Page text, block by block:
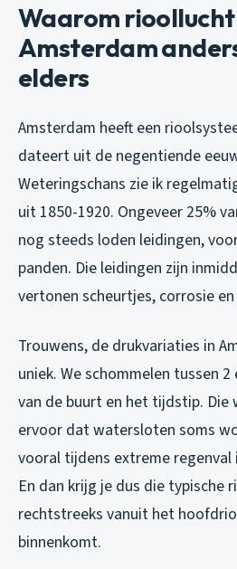
Waarom
Amsterdam
elders
Amsterdam heeft een
dateert uit de negentiende
Weteringschans zie ik
uit 1850-1920. Ongeveer 25%
nog steeds loden leidingen,
panden. Die leidingen zijn
vertonen scheurtjes, corrosie
Trouwens, de drukvariaties in
uniek. We schommelen tussen
van de buurt en het tijdstip. Die
ervoor dat watersloten soms
vooral tijdens extreme
En dan krijg je dus die typische
rechtstreeks vanuit het
binnenkomt.